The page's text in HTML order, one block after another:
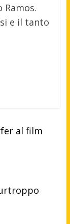
Ramos.
e il tanto
al film